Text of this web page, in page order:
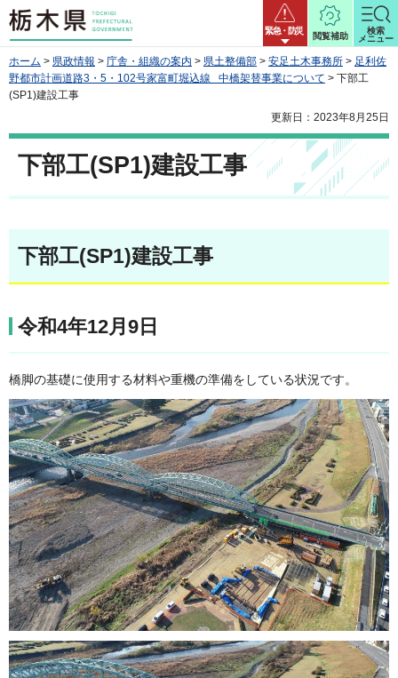
栃木県 緊急・防災
閲覧補助
検索
メニュー
ホーム > 県政情報 > 庁舎・組織の案内 > 県土整備部 > 安足土木事務所 > 足利佐
野都市計画道路3・5・102号家富町堀込線 中橋架替事業について > 下部工
(SP1)建設工事
更新日：2023年8月25日
下部工(SP1)建設工事
下部工(SP1)建設工事
令和4年12月9日
橋脚の基礎に使用する材料や重機の準備をしている状況です。